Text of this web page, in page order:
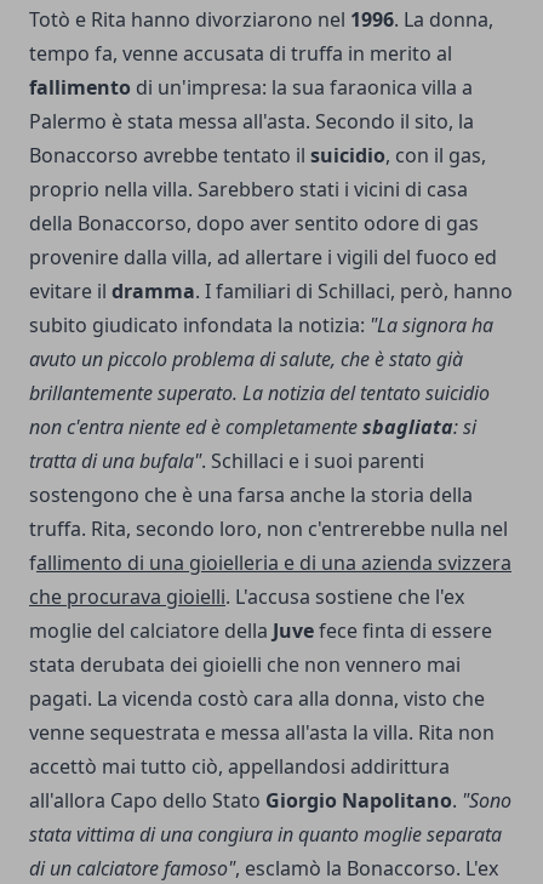
Totò e Rita hanno divorziarono nel 1996. La donna,
tempo fa, venne accusata di truffa in merito al
fallimento di un'impresa: la sua faraonica villa a
Palermo è stata messa all'asta. Secondo il sito, la
Bonaccorso avrebbe tentato il suicidio, con il gas,
proprio nella villa. Sarebbero stati i vicini di casa
della Bonaccorso, dopo aver sentito odore di gas
provenire dalla villa, ad allertare i vigili del fuoco ed
evitare il dramma. I familiari di Schillaci, però, hanno
subito giudicato infondata la notizia: "La signora ha
avuto un piccolo problema di salute, che è stato già
brillantemente superato. La notizia del tentato suicidio
non c'entra niente ed è completamentesbagliata: si
tratta di una bufala". Schillaci e i suoi parenti
sostengono che è una farsa anche la storia della
truffa. Rita, secondo loro, non c'entrerebbe nulla nel
fallimento di una gioielleria e di una azienda svizzera
che procurava gioielli. L'accusa sostiene che l'ex
moglie del calciatore della Juvefece finta di essere
stata derubata dei gioielli che non vennero mai
pagati. La vicenda costò cara alla donna, visto che
venne sequestrata e messa all'asta la villa. Rita non
accettò mai tutto ciò, appellandosi addirittura
all'allora Capo dello Stato Giorgio Napolitano. "Sono
stata vittima di una congiura in quanto moglie separata
di un calciatore famoso", esclamò la Bonaccorso. L'ex